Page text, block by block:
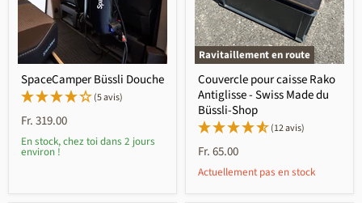
SpaceCamper Büssli Douche
(5 avis)
Fr. 319.00
En stock, chez toi dans 2 jours
environ !
Ravitaillement en route
Couvercle pour caisse Rako
Antiglisse - Swiss Made du
Büssli-Shop
(12 avis)
Fr. 65.00
Actuellement pas en stock